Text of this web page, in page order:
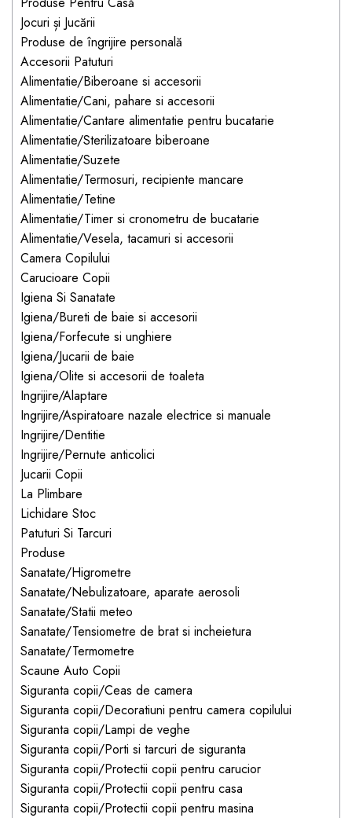
Produse de protecție
mobilier industrial
Bandă avertizare
Cărucioare copii
Accesorii Cărucioare
Set protecții copii
Scaune auto copii
Siguranță auto copii
Tapet protector perete
camera copiilor
Incălzitoare biberoane
copii
Termosuri, recipiente
mâncare pentru copii
Suzete bebe
Termometre copii
Căști antifonice copii și
dopuri de urechi
Produse îngrijire copii
Igiena copii
Jocuri de familie sau grup
Masinute, avioane,
motociclete
Jocuri de pictura si desen
Jucarii muzicale
Jucării educative copii
Biciclete și Triciclete
Jocuri și Jucării
Produse de îngrijire personală
Accesorii Patuturi
Alimentatie/Biberoane si accesorii
Alimentatie/Cani, pahare si accesorii
Alimentatie/Cantare alimentatie pentru bucatarie
Alimentatie/Sterilizatoare biberoane
Alimentatie/Suzete
Alimentatie/Termosuri, recipiente mancare
Alimentatie/Tetine
Alimentatie/Timer si cronometru de bucatarie
Alimentatie/Vesela, tacamuri si accesorii
Camera Copilului
Carucioare Copii
Igiena Si Sanatate
Igiena/Bureti de baie si accesorii
Igiena/Forfecute si unghiere
Igiena/Jucarii de baie
Igiena/Olite si accesorii de toaleta
Ingrijire/Alaptare
Ingrijire/Aspiratoare nazale electrice si manuale
Ingrijire/Dentitie
Ingrijire/Pernute anticolici
Jucarii Copii
La Plimbare
Lichidare Stoc
Patuturi Si Tarcuri
Produse
Sanatate/Higrometre
Sanatate/Nebulizatoare, aparate aerosoli
Sanatate/Statii meteo
Sanatate/Tensiometre de brat si incheietura
Sanatate/Termometre
Scaune Auto Copii
Siguranta copii/Ceas de camera
Siguranta copii/Decoratiuni pentru camera copilului
Siguranta copii/Lampi de veghe
Siguranta copii/Porti si tarcuri de siguranta
Siguranta copii/Protectii copii pentru carucior
Siguranta copii/Protectii copii pentru casa
Siguranta copii/Protectii copii pentru masina